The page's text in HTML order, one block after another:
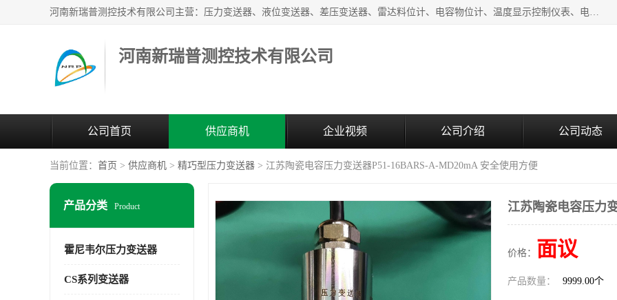
河南新瑞普测控技术有限公司主营：压力变送器、液位变送器、差压变送器、雷达料位计、电容物位计、温度显示控制仪表、电量变送器、流量计、工业自动化系统成套设备。
河南新瑞普测控技术有限公司
公司首页 供应商机 企业视频 公司介绍 公司动态
当前位置： 首页 > 供应商机 > 精巧型压力变送器 > 江苏陶瓷电容压力变送器P51-16BARS-A-MD20mA 安全使用方便
产品分类 Product
霍尼韦尔压力变送器
CS系列变送器
江苏陶瓷电容压力
价格： 面议
产品数量： 9999.00个